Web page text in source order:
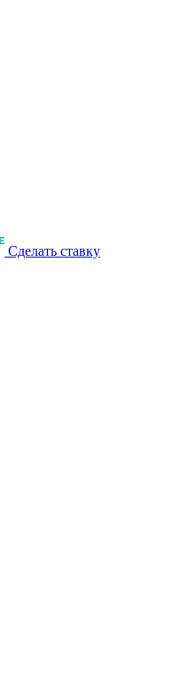
Сделать ставку